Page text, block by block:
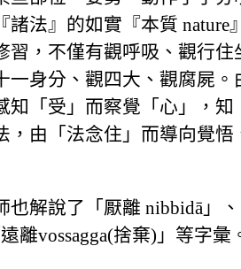
諸法』的如實『本質 nature
習，不僅有觀呼吸、觀行住
一身分、觀四大、觀腐屍。
知「受」而察覺「心」，知
，由「法念住」而導向覺悟
也解說了「厭離 nibbidā」
離vossagga(捨棄)」等字彙